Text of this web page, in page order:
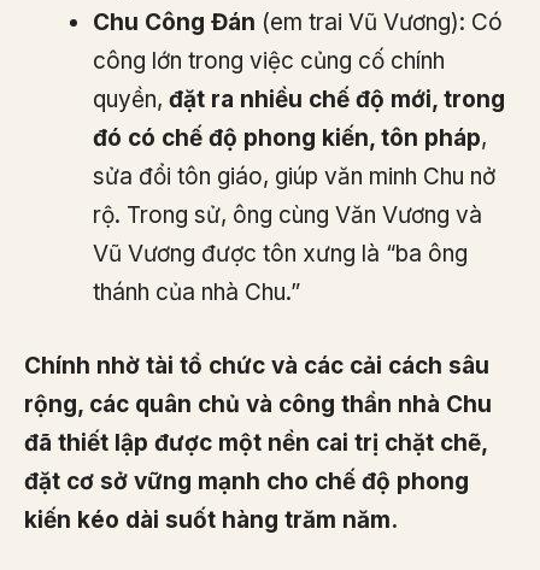
Chu Công Đán (em trai Vũ Vương): Có
công lớn trong việc củng cố chính
quyền, đặt ra nhiều chế độ mới, trong
đó có chế độ phong kiến, tôn pháp,
sửa đổi tôn giáo, giúp văn minh Chu nở
rộ. Trong sử, ông cùng Văn Vương và
Vũ Vương được tôn xưng là “ba ông
thánh của nhà Chu.”
Chính nhờ tài tổ chức và các cải cách sâu
rộng, các quân chủ và công thần nhà Chu
đã thiết lập được một nền cai trị chặt chẽ,
đặt cơ sở vững mạnh cho chế độ phong
kiến kéo dài suốt hàng trăm năm.